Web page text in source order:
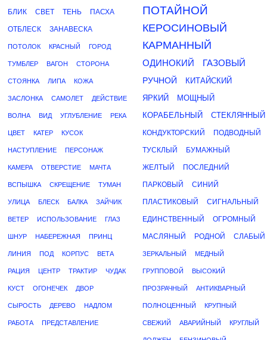
БЛИК СВЕТ ТЕНЬ ПАСХА
ОТБЛЕСК ЗАНАВЕСКА
ПОТОЛОК КРАСНЫЙ ГОРОД
ТУМБЛЕР ВАГОН СТОРОНА
СТОЯНКА ЛИПА КОЖА
ЗАСЛОНКА САМОЛЕТ ДЕЙСТВИЕ
ВОЛНА ВИД УГЛУБЛЕНИЕ РЕКА
ЦВЕТ КАТЕР КУСОК
НАСТУПЛЕНИЕ ПЕРСОНАЖ
КАМЕРА ОТВЕРСТИЕ МАЧТА
ВСПЫШКА СКРЕЩЕНИЕ ТУМАН
УЛИЦА БЛЕСК БАЛКА ЗАЙЧИК
ВЕТЕР ИСПОЛЬЗОВАНИЕ ГЛАЗ
ШНУР НАБЕРЕЖНАЯ ПРИНЦ
ЛИНИЯ ПОД КОРПУС ВЕТА
РАЦИЯ ЦЕНТР ТРАКТИР ЧУДАК
КУСТ ОГОНЕЧЕК ДВОР
СЫРОСТЬ ДЕРЕВО НАДЛОМ
РАБОТА ПРЕДСТАВЛЕНИЕ
ПОТАЙНОЙ
КЕРОСИНОВЫЙ
КАРМАННЫЙ
ОДИНОКИЙ ГАЗОВЫЙ
РУЧНОЙ
КИТАЙСКИЙ
ЯРКИЙ
МОЩНЫЙ
КОРАБЕЛЬНЫЙ
СТЕКЛЯННЫЙ
КОНДУКТОРСКИЙ ПОДВОДНЫЙ
ТУСКЛЫЙ БУМАЖНЫЙ
ЖЕЛТЫЙ ПОСЛЕДНИЙ
ПАРКОВЫЙ СИНИЙ
ПЛАСТИКОВЫЙ СИГНАЛЬНЫЙ
ЕДИНСТВЕННЫЙ ОГРОМНЫЙ
МАСЛЯНЫЙ РОДНОЙ СЛАБЫЙ
ЗЕРКАЛЬНЫЙ МЕДНЫЙ
ГРУППОВОЙ ВЫСОКИЙ
ПРОЗРАЧНЫЙ АНТИКВАРНЫЙ
ПОЛНОЦЕННЫЙ КРУПНЫЙ
СВЕЖИЙ АВАРИЙНЫЙ КРУГЛЫЙ